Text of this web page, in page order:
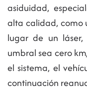
asiduidad,
alta calidad, como
lugar de un
umbral sea cero
el sistema, el
continuación